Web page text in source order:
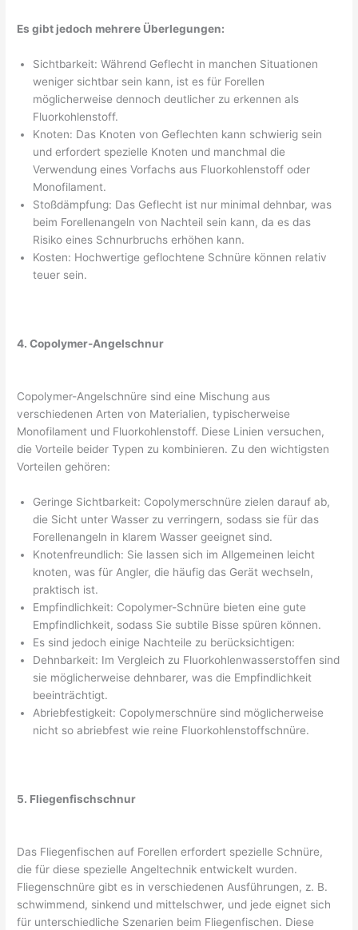
Es gibt jedoch mehrere Überlegungen:
Sichtbarkeit: Während Geflecht in manchen Situationen
weniger sichtbar sein kann, ist es für Forellen
möglicherweise dennoch deutlicher zu erkennen als
Fluorkohlenstoff.
Knoten: Das Knoten von Geflechten kann schwierig sein
und erfordert spezielle Knoten und manchmal die
Verwendung eines Vorfachs aus Fluorkohlenstoff oder
Monofilament.
Stoßdämpfung: Das Geflecht ist nur minimal dehnbar, was
beim Forellenangeln von Nachteil sein kann, da es das
Risiko eines Schnurbruchs erhöhen kann.
Kosten: Hochwertige geflochtene Schnüre können relativ
teuer sein.
4. Copolymer-Angelschnur
Copolymer-Angelschnüre sind eine Mischung aus
verschiedenen Arten von Materialien, typischerweise
Monofilament und Fluorkohlenstoff. Diese Linien versuchen,
die Vorteile beider Typen zu kombinieren. Zu den wichtigsten
Vorteilen gehören:
Geringe Sichtbarkeit: Copolymerschnüre zielen darauf ab,
die Sicht unter Wasser zu verringern, sodass sie für das
Forellenangeln in klarem Wasser geeignet sind.
Knotenfreundlich: Sie lassen sich im Allgemeinen leicht
knoten, was für Angler, die häufig das Gerät wechseln,
praktisch ist.
Empfindlichkeit: Copolymer-Schnüre bieten eine gute
Empfindlichkeit, sodass Sie subtile Bisse spüren können.
Es sind jedoch einige Nachteile zu berücksichtigen:
Dehnbarkeit: Im Vergleich zu Fluorkohlenwasserstoffen sind
sie möglicherweise dehnbarer, was die Empfindlichkeit
beeinträchtigt.
Abriebfestigkeit: Copolymerschnüre sind möglicherweise
nicht so abriebfest wie reine Fluorkohlenstoffschnüre.
5. Fliegenfischschnur
Das Fliegenfischen auf Forellen erfordert spezielle Schnüre,
die für diese spezielle Angeltechnik entwickelt wurden.
Fliegenschnüre gibt es in verschiedenen Ausführungen, z. B.
schwimmend, sinkend und mittelschwer, und jede eignet sich
für unterschiedliche Szenarien beim Fliegenfischen. Diese